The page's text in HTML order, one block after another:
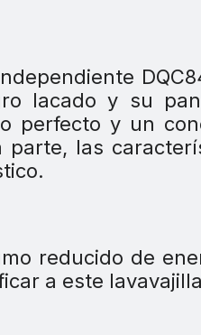
lacado y su
perfecto y un
las
reducido de
a este